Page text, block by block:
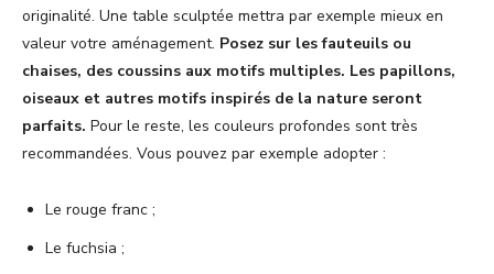
originalité. Une table sculptée mettra par exemple mieux en
valeur votre aménagement. Posez sur les fauteuils ou
chaises, des coussins aux motifs multiples. Les papillons,
oiseaux et autres motifs inspirés de la nature seront
parfaits. Pour le reste, les couleurs profondes sont très
recommandées. Vous pouvez par exemple adopter :
Le rouge franc ;
Le fuchsia ;